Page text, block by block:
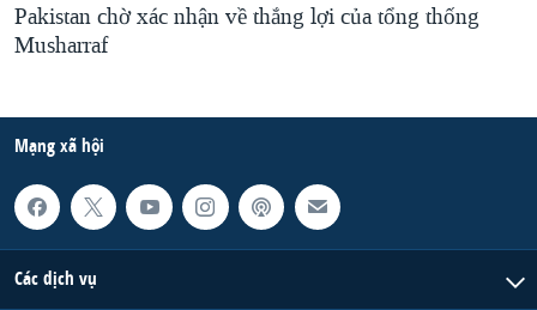
Pakistan chờ xác nhận về thắng lợi của tổng thống
Musharraf
Mạng xã hội
Các dịch vụ